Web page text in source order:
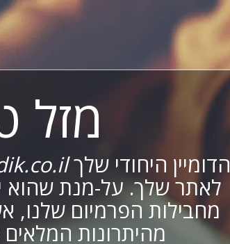
מזל
הדומיין היחודי שלך
לאתר שלך. על-מנת שהוא
מחבילות הפרמיום שלנו,
מהיתרונות המלאים